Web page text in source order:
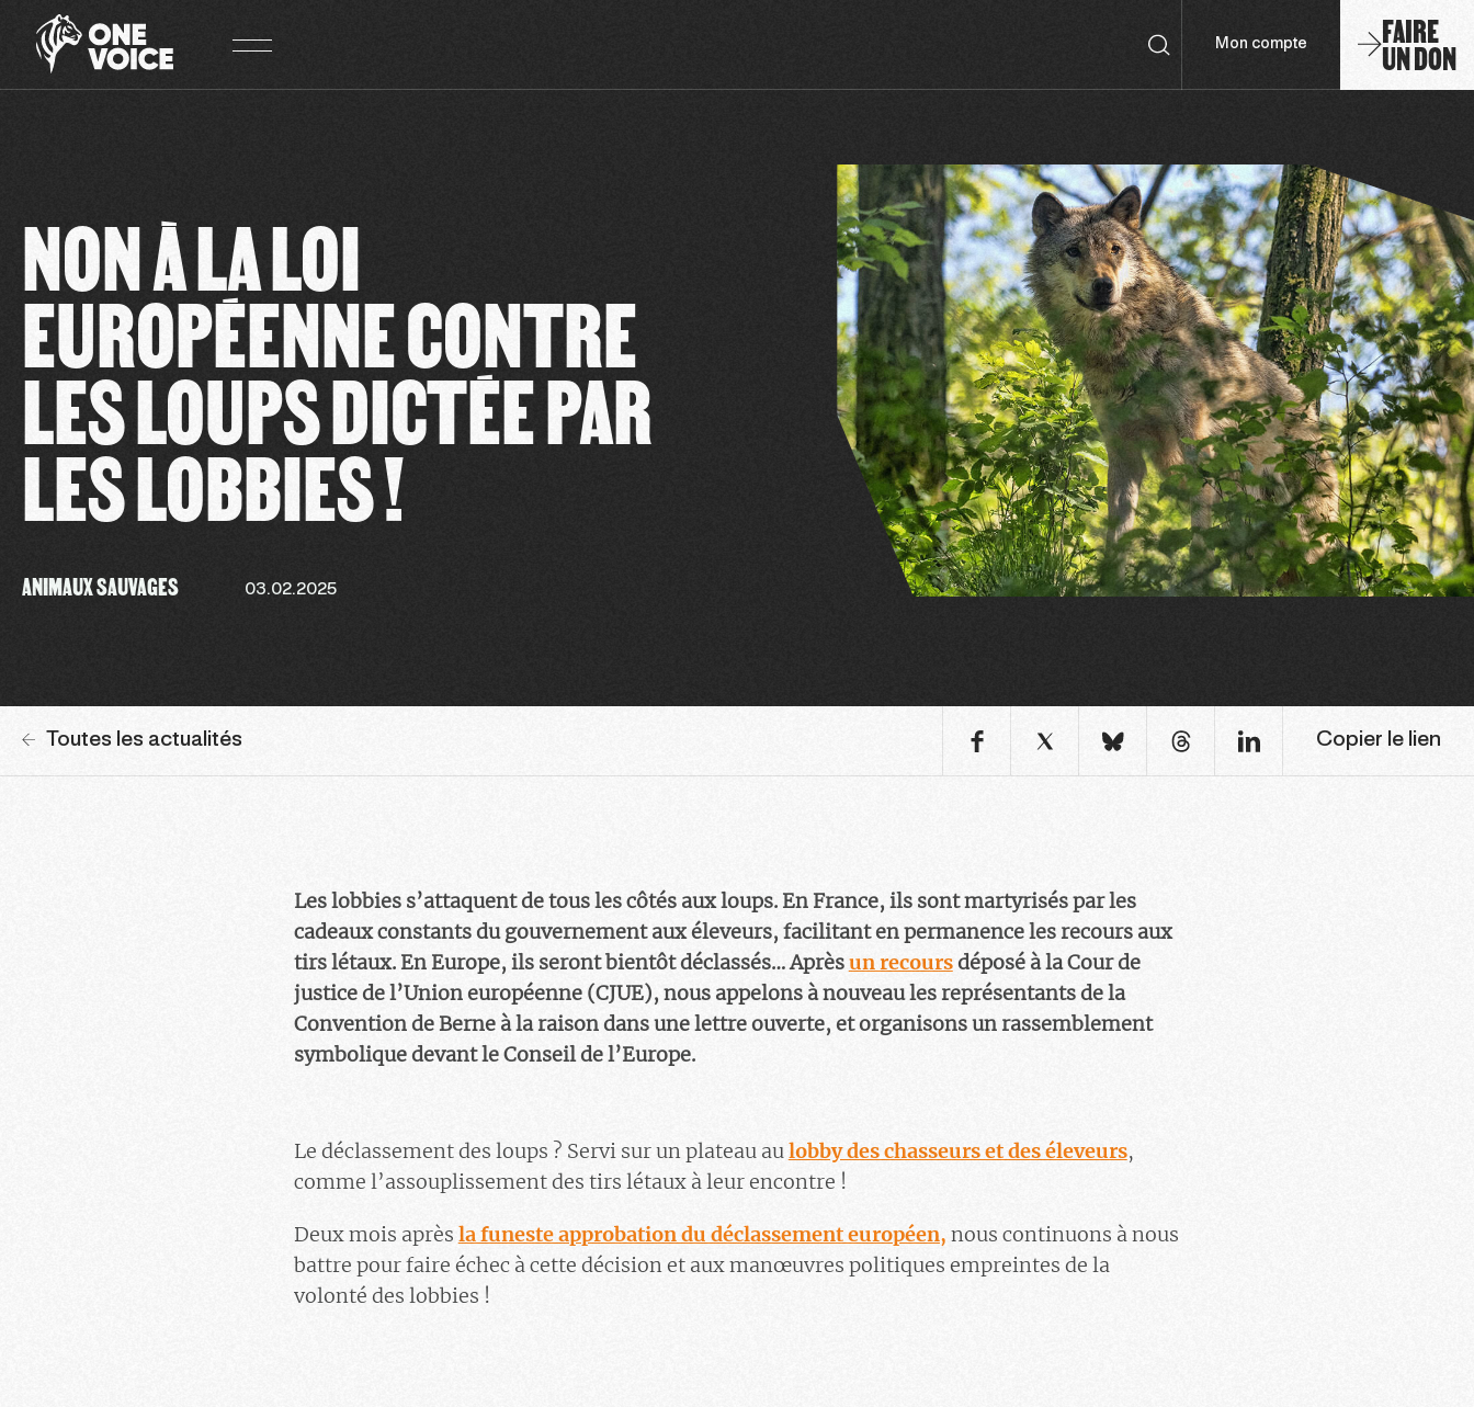
Mon compte FAIRE
UN DON
NON À LA LOI
EUROPÉENNE CONTRE
LES LOUPS DICTÉE PAR
LES LOBBIES !
ANIMAUX SAUVAGES 03.02.2025
Toutes les actualités Copier le lien
Les lobbies s’attaquent de tous les côtés aux loups. En France, ils sont martyrisés par les
cadeaux constants du gouvernement aux éleveurs, facilitant en permanence les recours aux
tirs létaux. En Europe, ils seront bientôt déclassés… Aprèsun recoursdéposé à la Cour de
justice de l’Union européenne (CJUE), nous appelons à nouveau les représentants de la
Convention de Berne à la raison dans une lettre ouverte, et organisons un rassemblement
symbolique devant le Conseil de l’Europe.
Le déclassement des loups ? Servi sur un plateau aulobby des chasseurs et des éleveurs,
comme l’assouplissement des tirs létaux à leur encontre !
Deux mois après la funeste approbation du déclassement européen, nous continuons à nous
battre pour faire échec à cette décision et aux manœuvres politiques empreintes de la
volonté des lobbies !